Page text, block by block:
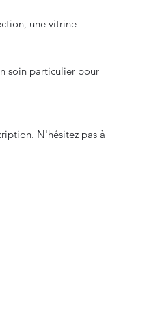
une vitrine
soin particulier pour
N'hésitez pas à